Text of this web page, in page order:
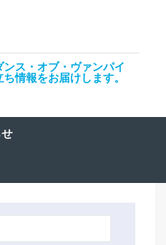
ス・オブ・ヴァンパイ
情報をお届けします。